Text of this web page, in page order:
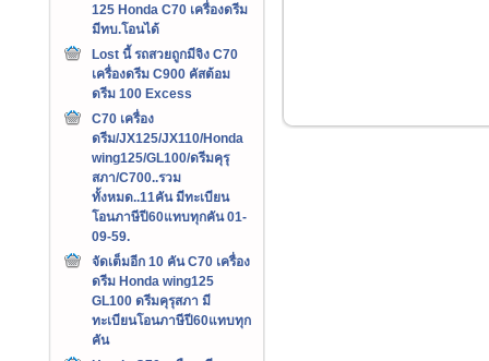
125 Honda C70 เครื่องดรีม
มีทบ.โอนได้
Lost นี้ รถสวยถูกมีจิง C70
เครื่องดรีม C900 คัสต้อม
ดรีม 100 Excess
C70 เครื่อง
ดรีม/JX125/JX110/Honda
wing125/GL100/ดรีมคุรุ
สภา/C700..รวม
ทั้งหมด..11คัน มีทะเบียน
โอนภาษีปี60แทบทุกคัน 01-
09-59.
จัดเต็มอีก 10 คัน C70 เครื่อง
ดรีม Honda wing125
GL100 ดรีมคุรุสภา มี
ทะเบียนโอนภาษีปี60แทบทุก
คัน